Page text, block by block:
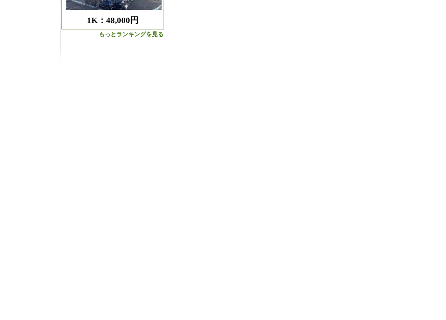
1K：48,000円
もっとランキングを見る